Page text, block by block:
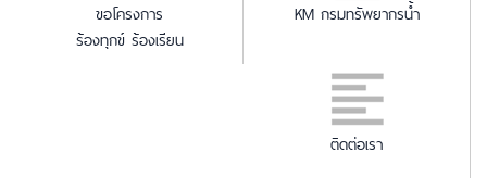
ขอโครงการ
ร้องทุกข์ ร้องเรียน
KM กรมทรัพยากรน้ำ
ติดต่อเรา